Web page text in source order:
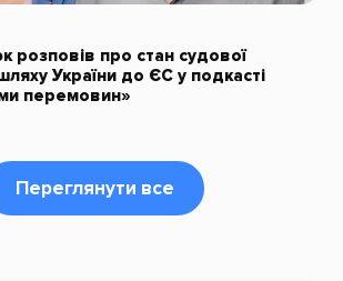
розповів про стан судової
України до ЄС у подкасті
перемовин»
Переглянути все